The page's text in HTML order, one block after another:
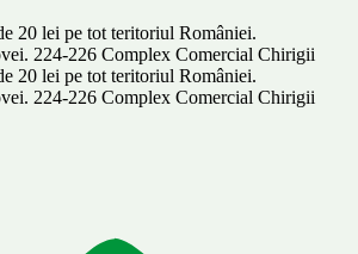
20 lei pe tot teritoriul României.
224-226 Complex Comercial Chirigii
20 lei pe tot teritoriul României.
224-226 Complex Comercial Chirigii